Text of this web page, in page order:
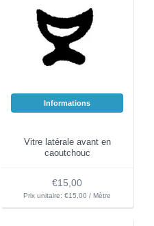
Informations
Vitre latérale avant en
caoutchouc
€15,00
Prix unitaire: €15,00 / Mètre